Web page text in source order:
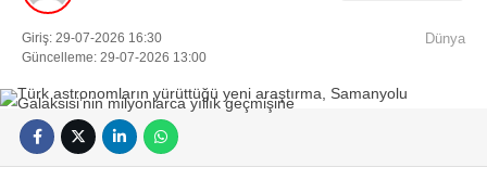
Giriş: 29-07-2026 16:30
Güncelleme: 29-07-2026 13:00
Dünya